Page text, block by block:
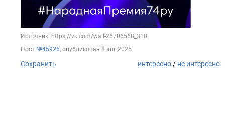
Источник: https://vk.com/wall-26706568_318
Пост №45926, опубликован 8 авг 2025
Сохранить интересно / не интересно